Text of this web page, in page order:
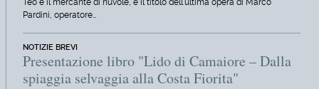
Teo e il mercante di nuvole, è il titolo dell'ultima opera di Marco
Pardini, operatore…
NOTIZIE BREVI
Presentazione libro "Lido di Camaiore – Dalla
spiaggia selvaggia alla Costa Fiorita"